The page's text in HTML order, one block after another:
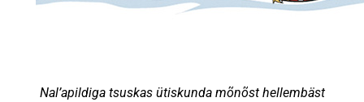
Nal’apildiga tsuskas ütiskunda mõnõst hellembäst